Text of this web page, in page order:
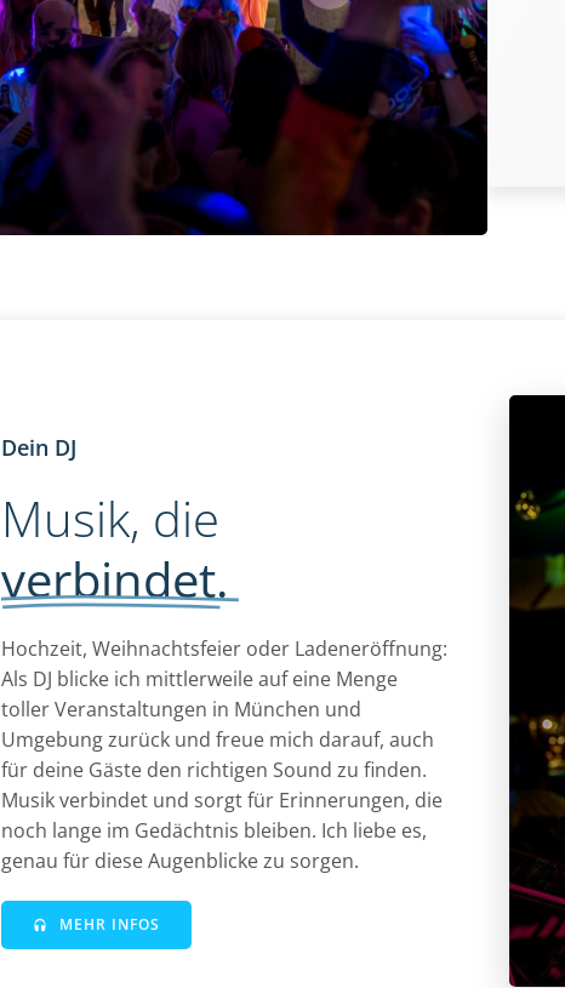
Dein DJ
Musik, die
verbindet.
Hochzeit, Weihnachtsfeier oder Ladeneröffnung:
Als DJ blicke ich mittlerweile auf eine Menge
toller Veranstaltungen in München und
Umgebung zurück und freue mich darauf, auch
für deine Gäste den richtigen Sound zu finden.
Musik verbindet und sorgt für Erinnerungen, die
noch lange im Gedächtnis bleiben. Ich liebe es,
genau für diese Augenblicke zu sorgen.
MEHR INFOS